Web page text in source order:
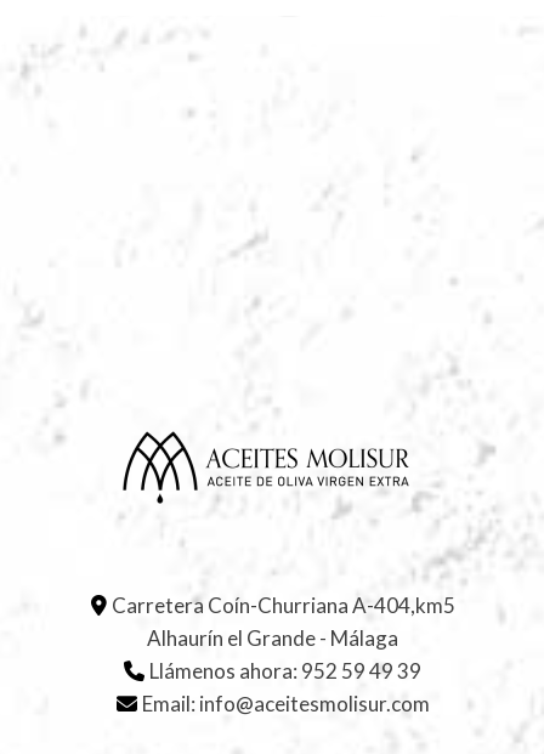
Carretera Coín-Churriana A-404,km5
Alhaurín el Grande - Málaga
Llámenos ahora: 952 59 49 39
Email: info@aceitesmolisur.com